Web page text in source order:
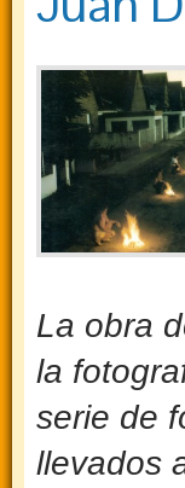
La obra
la
serie de
llevados